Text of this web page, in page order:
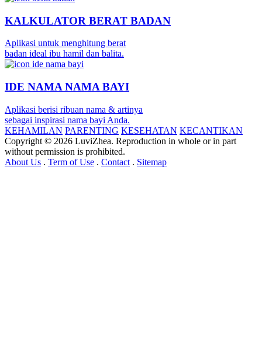
KALKULATOR BERAT BADAN
Aplikasi untuk menghitung berat
badan ideal ibu hamil dan balita.
IDE NAMA NAMA BAYI
Aplikasi berisi ribuan nama & artinya
sebagai inspirasi nama bayi Anda.
KEHAMILAN PARENTING KESEHATAN KECANTIKAN
Copyright © 2026 LuviZhea. Reproduction in whole or in part
without permission is prohibited.
About Us . Term of Use . Contact . Sitemap